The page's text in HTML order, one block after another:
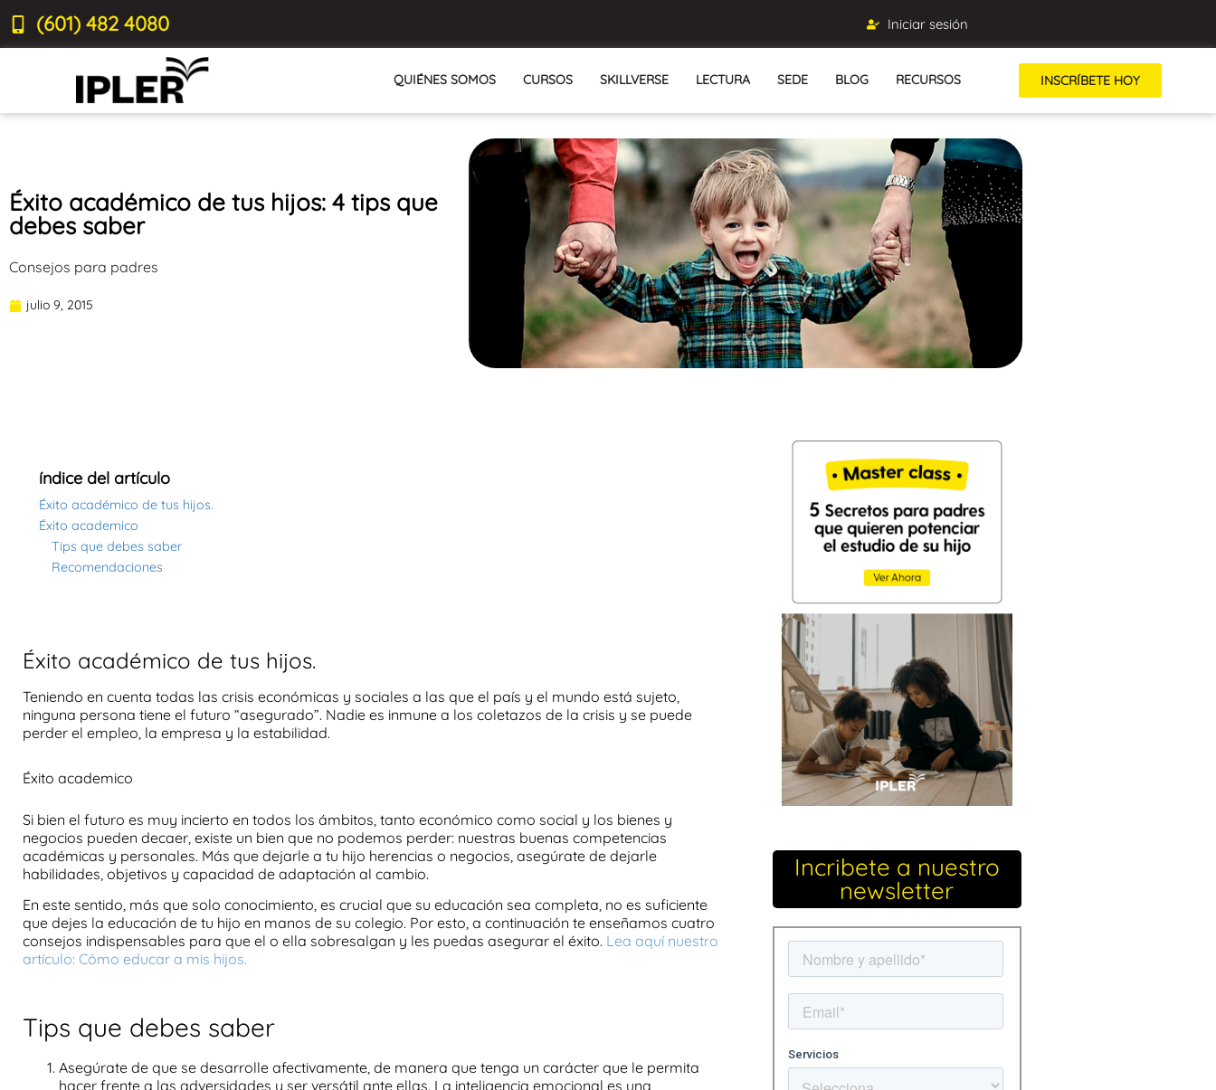
(601) 482 4080 Iniciar sesión
QUIÉNES SOMOS CURSOS SKILLVERSE LECTURA SEDE BLOG RECURSOS INSCRÍBETE HOY
Éxito académico de tus hijos: 4 tips que
debes saber
Consejos para padres
julio 9, 2015
índice del artículo
Éxito académico de tus hijos.
Éxito academico
Tips que debes saber
Recomendaciones
Éxito académico de tus hijos.
Teniendo en cuenta todas las crisis económicas y sociales a las que el país y el mundo está sujeto,
ninguna persona tiene el futuro “asegurado”. Nadie es inmune a los coletazos de la crisis y se puede
perder el empleo, la empresa y la estabilidad.
Éxito academico
Si bien el futuro es muy incierto en todos los ámbitos, tanto económico como social y los bienes y
negocios pueden decaer, existe un bien que no podemos perder: nuestras buenas competencias
académicas y personales. Más que dejarle a tu hijo herencias o negocios, asegúrate de dejarle
habilidades , objetivos y capacidad de adaptación al cambio.
En este sentido, más que solo conocimiento, es crucial que su educación sea completa, no es suficiente
que dejes la educación de tu hijo en manos de su colegio. Por esto, a continuación te enseñamos cuatro
consejos indispensables para que el o ella sobresalgan y les puedas asegurar el éxito. Lea aquí nuestro
artículo: Cómo educar a mis hijos.
Tips que debes saber
Asegúrate de que se desarrolle afectivamente, de manera que tenga un carácter que le permita
hacer frente a las adversidades y ser versátil ante ellas. La inteligencia emocional es una
Incribete a nuestro
newsletter